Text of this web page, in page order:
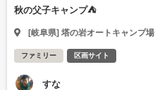
秋の父子キャンプ⛺️
[岐阜県] 塔の岩オートキャンプ場
ファミリー 区画サイト
すな